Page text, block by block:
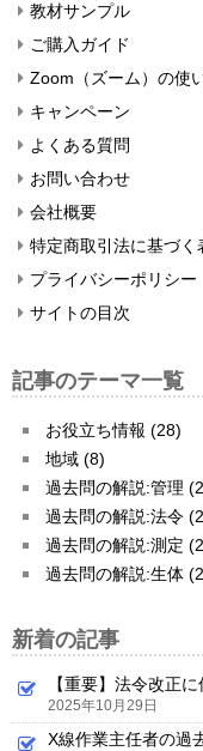
教材サンプル
ご購入ガイド
Zoom（ズーム）の使
キャンペーン
よくある質問
お問い合わせ
会社概要
特定商取引法に基づく
プライバシーポリシー
サイトの目次
記事のテーマ一覧
お役立ち情報 (28)
地域 (8)
過去問の解説:管理
過去問の解説:法令
過去問の解説:測定
過去問の解説:生体
新着の記事
【重要】法令改正
2025年10月29日
X線作業主任者の過